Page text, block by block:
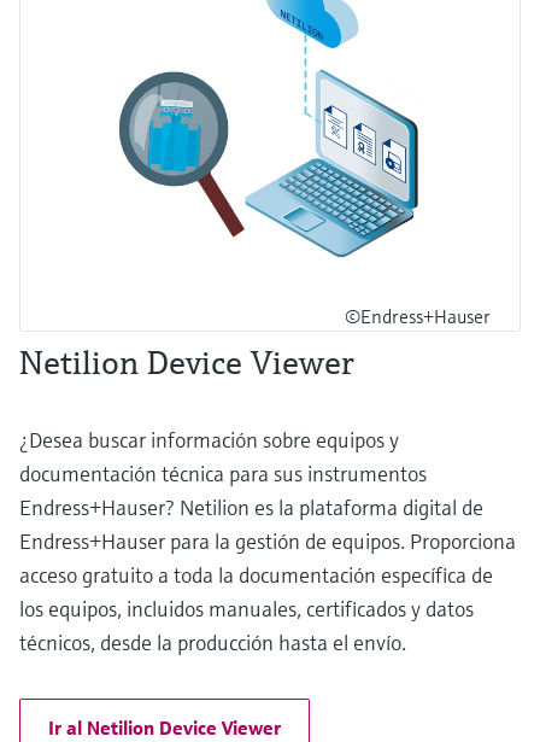
©Endress+Hauser
Netilion Device Viewer
¿Desea buscar información sobre equipos y
documentación técnica para sus instrumentos
Endress+Hauser? Netilion es la plataforma digital de
Endress+Hauser para la gestión de equipos. Proporciona
acceso gratuito a toda la documentación específica de
los equipos, incluidos manuales, certificados y datos
técnicos, desde la producción hasta el envío.
Ir al Netilion Device Viewer